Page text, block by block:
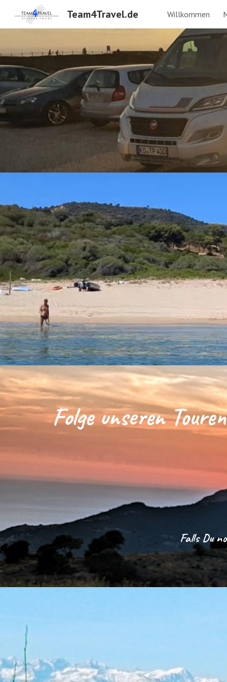
Team4Travel.de Willkommen
Folge unseren
Falls Du